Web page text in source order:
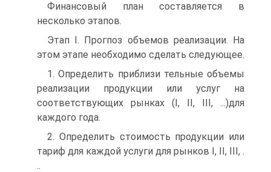
Финансовый план составляется в
несколько этапов.
Этап I. Прогпоз объемов реализации. На
этом этапе необходимо сделать следующее.
1. Определить приблизи тельные объемы
реализации продукции или услуг на
соответствующих рынках (I, II, III, ...)для
каждого года.
2. Определить стоимость продукции или
тариф для каждой услуги для рынков I, II, III, .
..